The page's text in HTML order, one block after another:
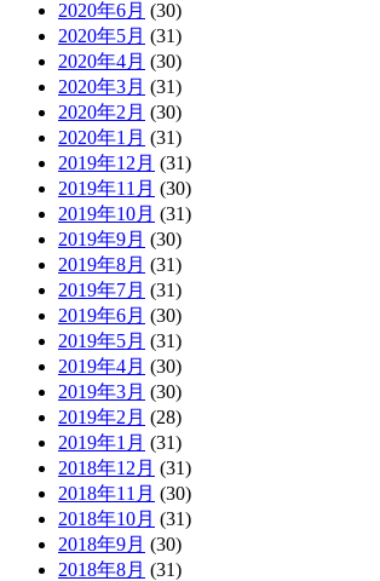
2020年6月 (30)
2020年5月 (31)
2020年4月 (30)
2020年3月 (31)
2020年2月 (30)
2020年1月 (31)
2019年12月 (31)
2019年11月 (30)
2019年10月 (31)
2019年9月 (30)
2019年8月 (31)
2019年7月 (31)
2019年6月 (30)
2019年5月 (31)
2019年4月 (30)
2019年3月 (30)
2019年2月 (28)
2019年1月 (31)
2018年12月 (31)
2018年11月 (30)
2018年10月 (31)
2018年9月 (30)
2018年8月 (31)